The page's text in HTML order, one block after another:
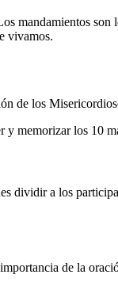
mandamientos
vivamos.
de los
y memorizar los 10
dividir a los
de la